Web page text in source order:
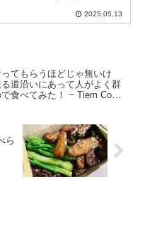
）
2025.05.13
てもらうほどじゃ無いけ
道沿いにあって人がよく群
食べてみた！ ~ Tiem Com
ら